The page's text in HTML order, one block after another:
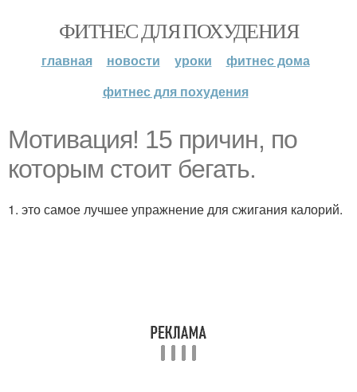
ФИТНЕС ДЛЯ ПОХУДЕНИЯ
главная новости уроки
фитнес дома
фитнес для похудения
Мотивация! 15 причин, по
которым стоит бегать.
1. это самое лучшее упражнение для сжигания калорий.